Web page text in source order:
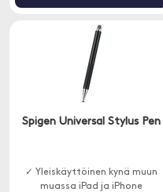
Spigen Universal Stylus Pen
✓ Yleiskäyttöinen kynä muun
muassa iPad ja iPhone